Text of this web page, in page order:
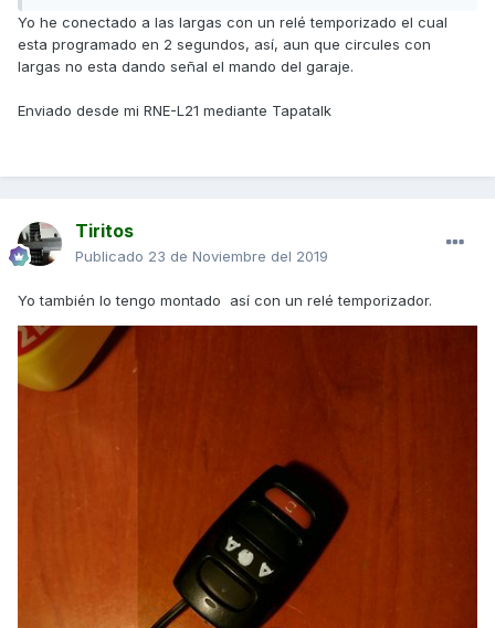
Yo he conectado a las largas con un relé temporizado el cual
esta programado en 2 segundos, así, aun que circules con
largas no esta dando señal el mando del garaje.
Enviado desde mi RNE-L21 mediante Tapatalk
Tiritos
Publicado 23 de Noviembre del 2019
Yo también lo tengo montado así con un relé temporizador.